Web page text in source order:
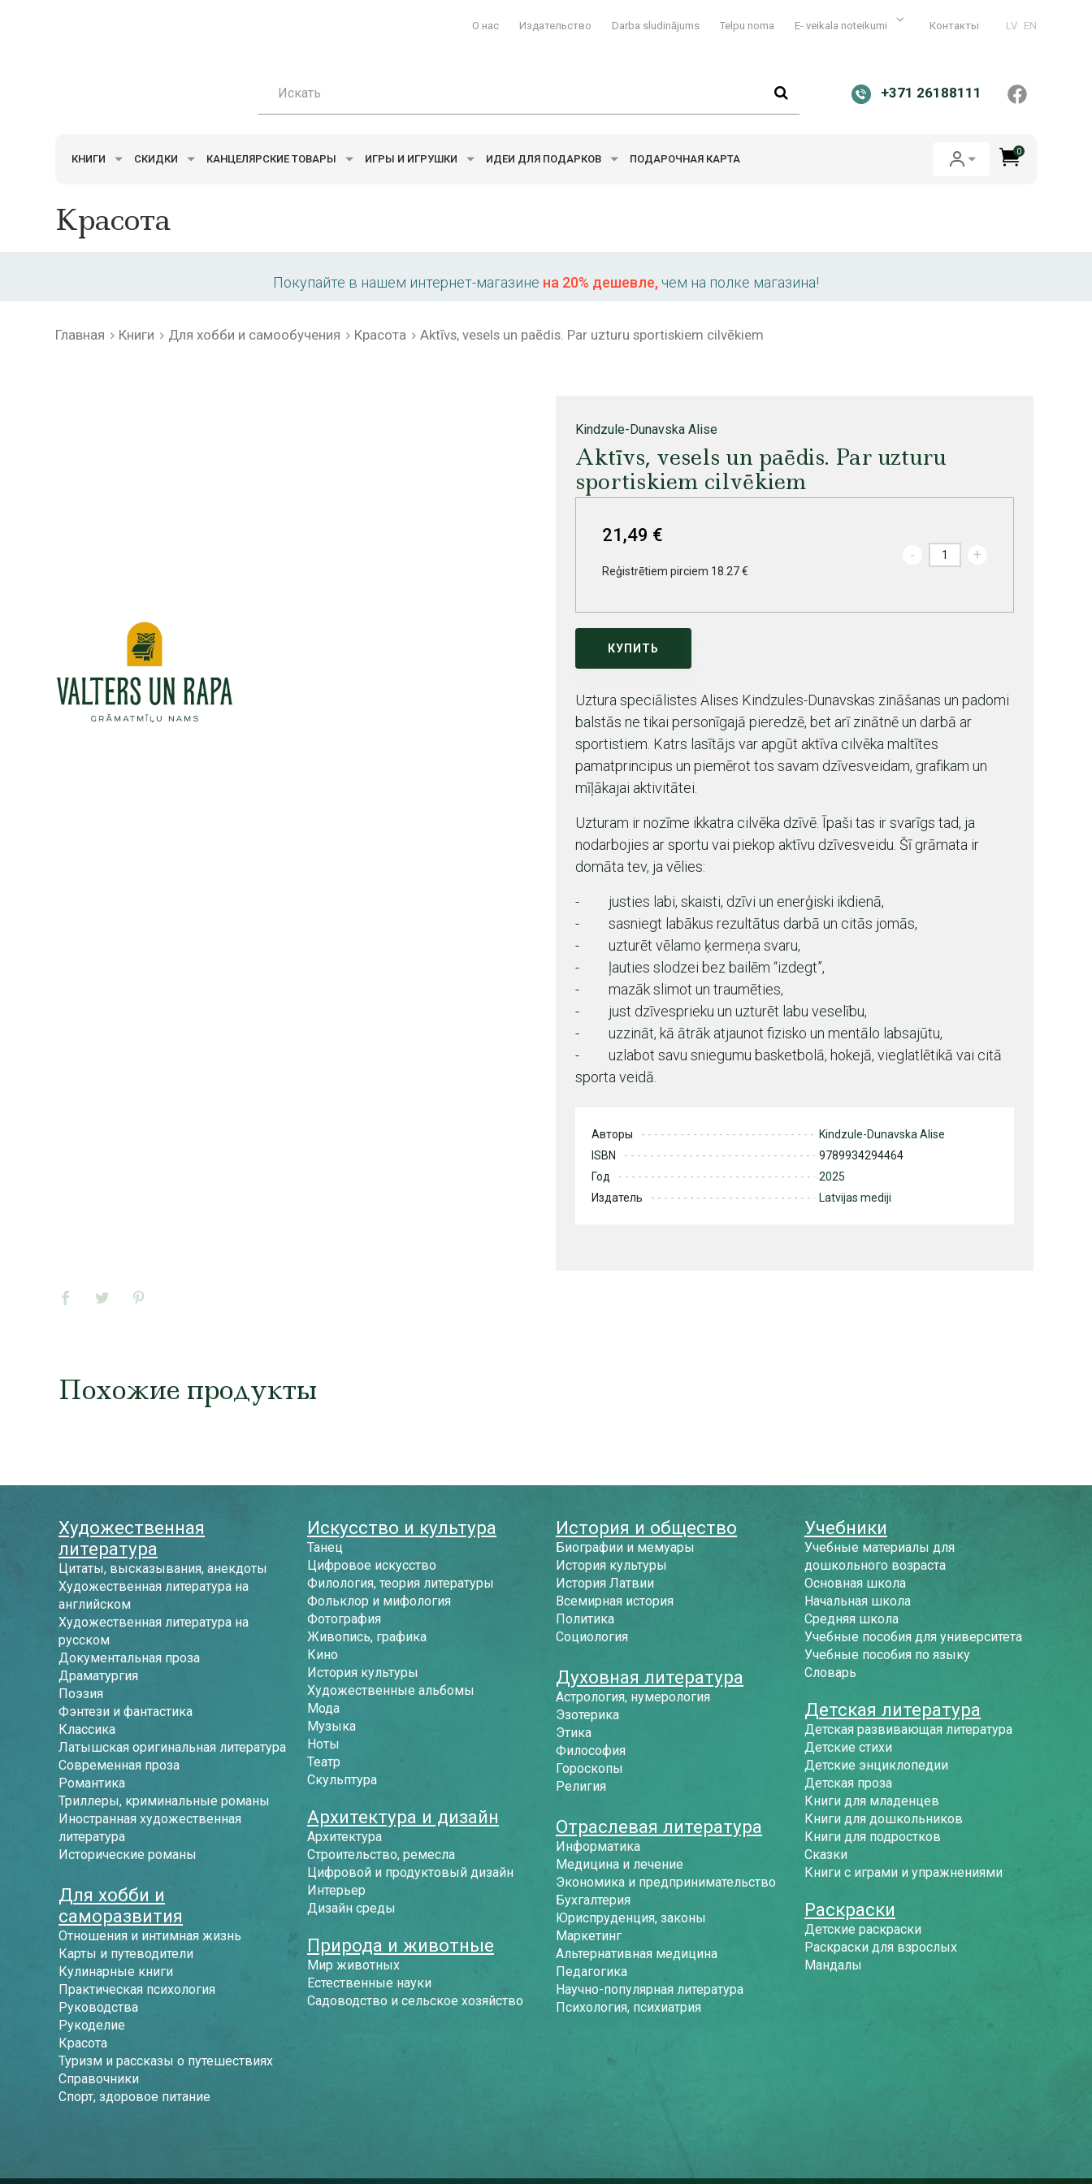
О нас Издательство Darba sludinājums Telpu noma E- veikala noteikumi Контакты LV EN
+371 26188111
КНИГИ СКИДКИ КАНЦЕЛЯРСКИЕ ТОВАРЫ ИГРЫ И ИГРУШКИ ИДЕИ ДЛЯ ПОДАРКОВ ПОДАРОЧНАЯ КАРТА
0
Красота
Покупайте в нашем интернет-магазине на 20% дешевле, чем на полке магазина!
Главная Книги Для хобби и самообучения Красота Aktīvs, vesels un paēdis. Par uzturu sportiskiem cilvēkiem
Kindzule-Dunavska Alise
Aktīvs, vesels un paēdis. Par uzturu
sportiskiem cilvēkiem
21,49 €
Reģistrētiem pirciem 18.27 €
- +
КУПИТЬ
Uztura speciālistes Alises Kindzules-Dunavskas zināšanas un padomi
balstās ne tikai personīgajā pieredzē, bet arī zinātnē un darbā ar
sportistiem. Katrs lasītājs var apgūt aktīva cilvēka maltītes
pamatprincipus un piemērot tos savam dzīvesveidam, grafikam un
mīļākajai aktivitātei.
Uzturam ir nozīme ikkatra cilvēka dzīvē. Īpaši tas ir svarīgs tad, ja
nodarbojies ar sportu vai piekop aktīvu dzīvesveidu. Šī grāmata ir
domāta tev, ja vēlies:
- justies labi, skaisti, dzīvi un enerģiski ikdienā,
- sasniegt labākus rezultātus darbā un citās jomās,
- uzturēt vēlamo ķermeņa svaru,
- ļauties slodzei bez bailēm “izdegt”,
- mazāk slimot un traumēties,
- just dzīvesprieku un uzturēt labu veselību,
- uzzināt, kā ātrāk atjaunot fizisko un mentālo labsajūtu,
- uzlabot savu sniegumu basketbolā, hokejā, vieglatlētikā vai citā
sporta veidā.
Авторы
Kindzule-Dunavska Alise
ISBN
9789934294464
Год
2025
Издатель
Latvijas mediji
Похожие продукты
Художественная
литература
Цитаты, высказывания, анекдоты
Художественная литература на
английском
Художественная литература на
русском
Документальная проза
Драматургия
Поэзия
Фэнтези и фантастика
Классика
Латышская оригинальная литература
Современная проза
Романтика
Триллеры, криминальные романы
Иностранная художественная
литература
Исторические романы
Для хобби и
саморазвития
Отношения и интимная жизнь
Карты и путеводители
Кулинарные книги
Практическая психология
Руководства
Рукоделие
Красота
Туризм и рассказы о путешествиях
Справочники
Спорт, здоровое питание
Искусство и культура
Танец
Цифровое искусство
Филология, теория литературы
Фольклор и мифология
Фотография
Живопись, графика
Кино
История культуры
Художественные альбомы
Мода
Музыка
Ноты
Театр
Скульптура
Архитектура и дизайн
Архитектура
Строительство, ремесла
Цифровой и продуктовый дизайн
Интерьер
Дизайн среды
Природа и животные
Мир животных
Естественные науки
Садоводство и сельское хозяйство
История и общество
Биографии и мемуары
История культуры
История Латвии
Всемирная история
Политика
Социология
Духовная литература
Астрология, нумерология
Эзотерика
Этика
Философия
Гороскопы
Религия
Отраслевая литература
Информатика
Медицина и лечение
Экономика и предпринимательство
Бухгалтерия
Юриспруденция, законы
Маркетинг
Альтернативная медицина
Педагогика
Научно-популярная литература
Психология, психиатрия
Учебники
Учебные материалы для
дошкольного возраста
Основная школа
Начальная школа
Средняя школа
Учебные пособия для университета
Учебные пособия по языку
Словарь
Детская литература
Детская развивающая литература
Детские стихи
Детские энциклопедии
Детская проза
Книги для младенцев
Книги для дошкольников
Книги для подростков
Сказки
Книги с играми и упражнениями
Раскраски
Детские раскраски
Раскраски для взрослых
Мандалы